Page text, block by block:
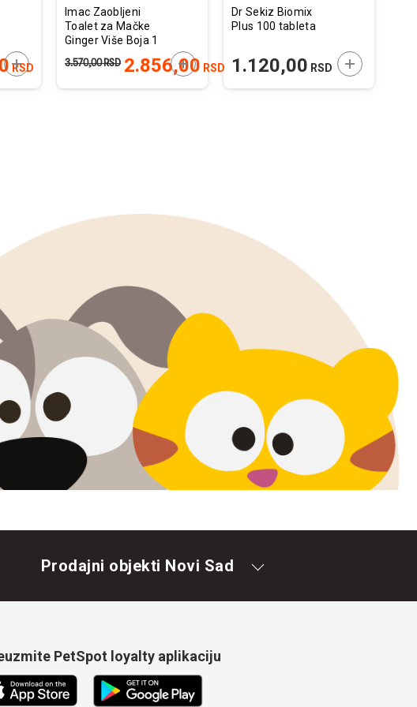
RSD
DODAJTE U KORPU
Imac Zaobljeni
Toalet za Mačke
Ginger Više Boja 1
52x52x44,5cm2.856,00 RSD
3.570,00RSD DODAJTE U KORPU
Dr Sekiz Biomix
Plus 100 tableta
1.120,00 RSD DODAJTE U
Prodajni objekti Novi Sad
PetSpot loyalty aplikaciju